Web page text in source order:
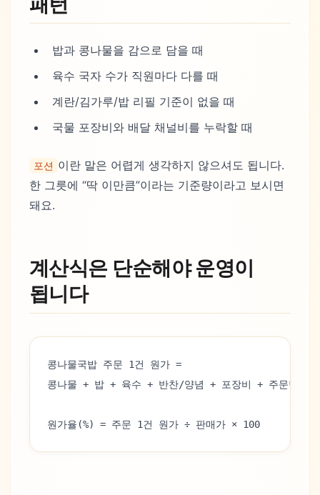
밥과 콩나물을 감으로 담을 때
육수 국자 수가 직원마다 다를 때
계란/김가루/밥 리필 기준이 없을 때
국물 포장비와 배달 채널비를 누락할 때
포션 이란 말은 어렵게 생각하지 않으셔도 됩니다.
한 그릇에 “딱 이만큼”이라는 기준량이라고 보시면
돼요.
계산식은 단순해야 운영이
됩니다
콩나물국밥 주문 1건 원가 =
콩나물 + 밥 + 육수 + 반찬/양념 + 포장비 + 주문당 인
원가율(%) = 주문 1건 원가 ÷ 판매가 × 100